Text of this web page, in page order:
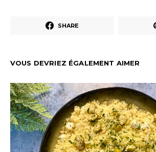
SHARE
VOUS DEVRIEZ ÉGALEMENT AIMER